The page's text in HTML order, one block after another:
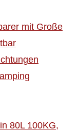
mit Große
80L 100KG,